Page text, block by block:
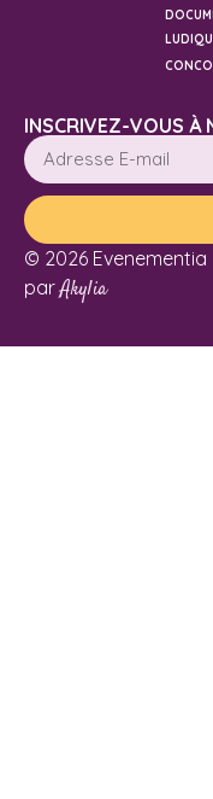
INSCRIVEZ-VOUS À
© 2026 Evenementia
parAkylia